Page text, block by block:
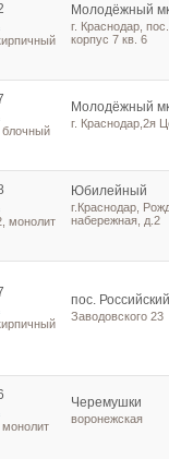
Молодёжный
г. Краснодар,
корпус 7 кв. 6
Молодёжный
г. Краснодар,2я
монолит
Юбилейный
г.Краснодар,
набережная, д.2
пос. Российский
Заводовского 23
Черемушки
воронежская